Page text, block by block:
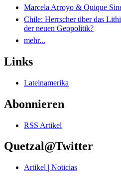
Marcela Arroyo & Quique
Chile: Herrscher über das
der neuen Geopolitik?
mehr...
Links
Lateinamerika
Abonnieren
RSS Artikel
Quetzal@Twitter
Artikel | Noticias